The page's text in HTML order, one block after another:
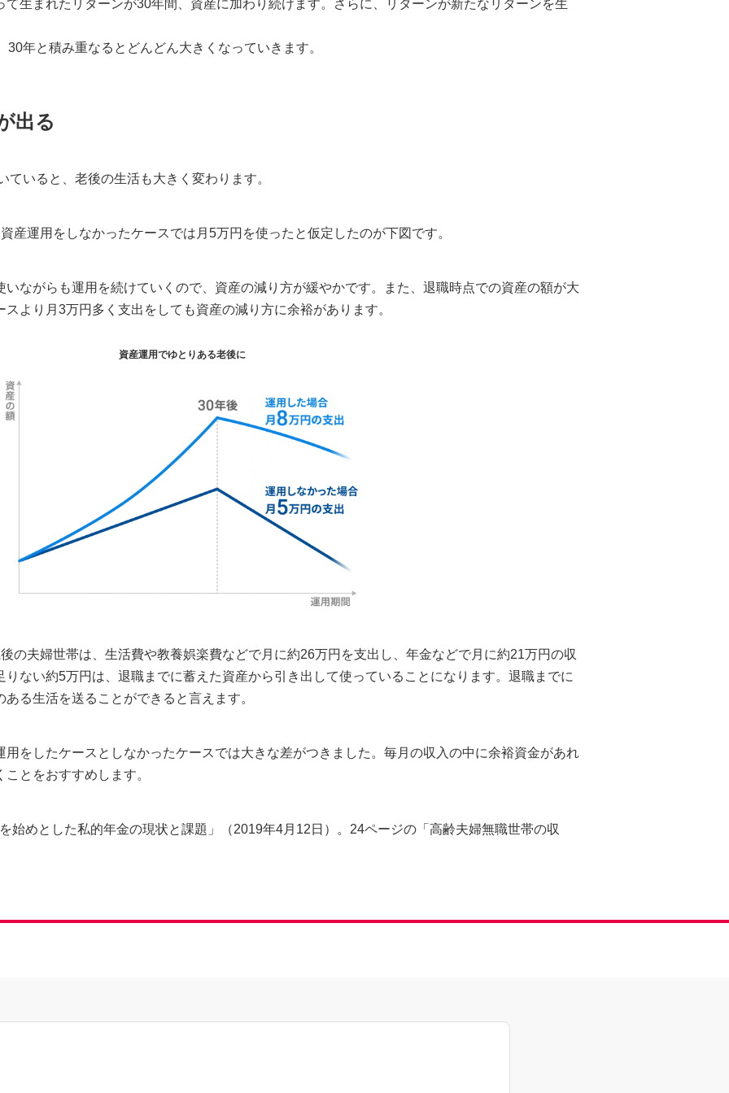
生まれたリターンが30年間、資産に加わり続けます。さらに、リターンが新たなリターンを生
年と積み重なるとどんどん大きくなっていきます。
出る
いると、老後の生活も大きく変わります。
産運用をしなかったケースでは月5万円を使ったと仮定したのが下図です。
ながらも運用を続けていくので、資産の減り方が緩やかです。また、退職時点での資産の額が大
より月3万円多く支出をしても資産の減り方に余裕があります。
資産運用でゆとりある老後に
の夫婦世帯は、生活費や教養娯楽費などで月に約26万円を支出し、年金などで月に約21万円の収
ない約5万円は、退職までに蓄えた資産から引き出して使っていることになります。退職までに
る生活を送ることができると言えます。
をしたケースとしなかったケースでは大きな差がつきました。毎月の収入の中に余裕資金があれ
とをおすすめします。
めとした私的年金の現状と課題」（2019年4月12日）。24ページの「高齢夫婦無職世帯の収